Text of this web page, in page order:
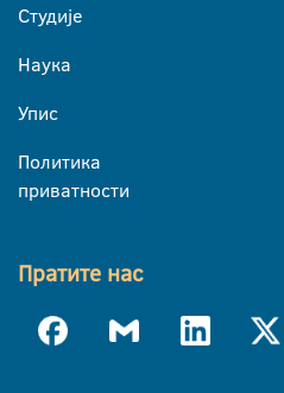
Студије
Наука
Упис
Политика
приватности
Пратите нас